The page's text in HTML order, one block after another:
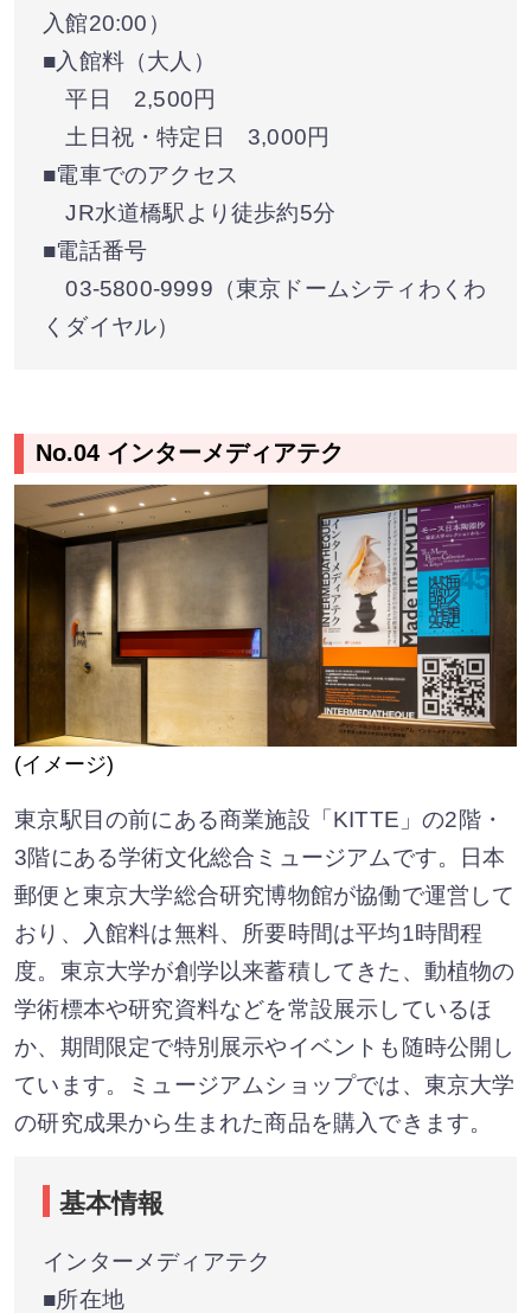
入館20:00）
■入館料（大人）
平日 2,500円
土日祝・特定日 3,000円
■電車でのアクセス
JR水道橋駅より徒歩約5分
■電話番号
03-5800-9999（東京ドームシティわくわ
くダイヤル）
No.04 インターメディアテク
(イメージ)
東京駅目の前にある商業施設「KITTE」の2階・
3階にある学術文化総合ミュージアムです。日本
郵便と東京大学総合研究博物館が協働で運営して
おり、入館料は無料、所要時間は平均1時間程
度。東京大学が創学以来蓄積してきた、動植物の
学術標本や研究資料などを常設展示しているほ
か、期間限定で特別展示やイベントも随時公開し
ています。ミュージアムショップでは、東京大学
の研究成果から生まれた商品を購入できます。
基本情報
インターメディアテク
■所在地